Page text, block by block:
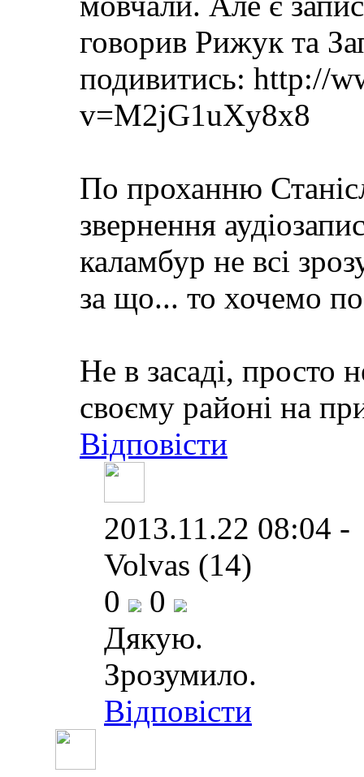
говорив Рижук та
подивитись: http://
v=M2jG1uXy8x8
По проханню
звернення
каламбур не всі
за що... то хочемо
Не в засаді, просто
своєму районі на
Відповісти
2013.11.22 08:04 -
Volvas (14)
0
0
Дякую.
Зрозумило.
Відповісти